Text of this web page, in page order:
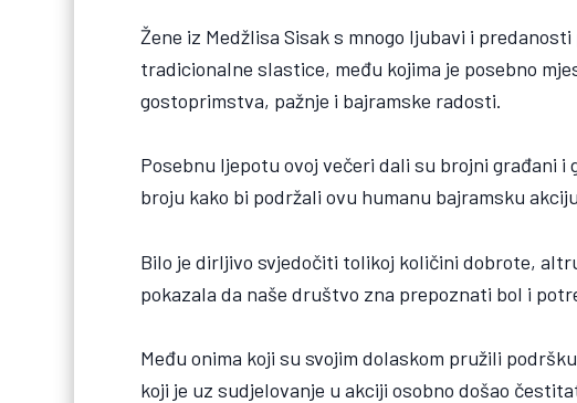
Žene iz Medžlisa Sisak s mnogo ljubavi i
tradicionalne slastice, među kojima je posebno
gostoprimstva, pažnje i bajramske radosti.
Posebnu ljepotu ovoj večeri dali su brojni građani
broju kako bi podržali ovu humanu bajramsku
Bilo je dirljivo svjedočiti tolikoj količini dobrote,
pokazala da naše društvo zna prepoznati bol i
Među onima koji su svojim dolaskom pružili
koji je uz sudjelovanje u akciji osobno došao